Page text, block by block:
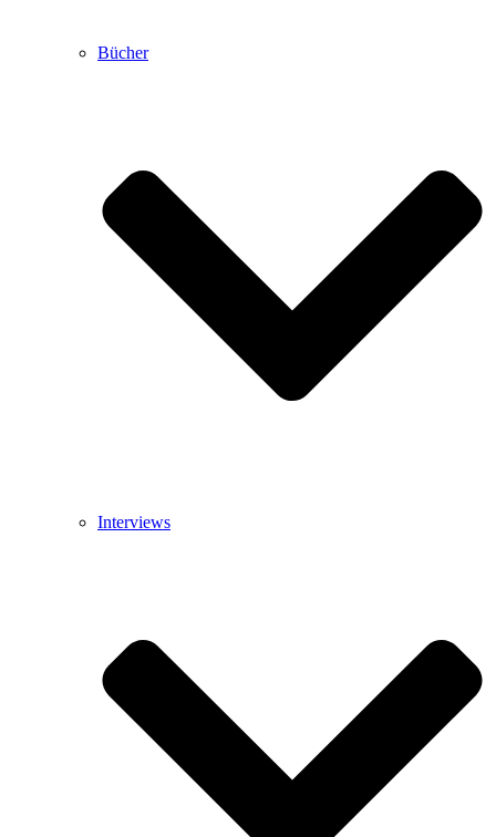
Bücher
Interviews